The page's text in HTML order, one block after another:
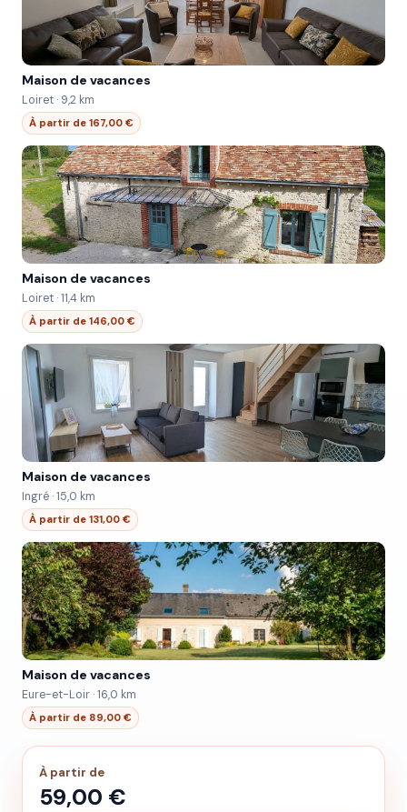
Maison de vacances
Loiret · 9,2 km
À partir de 167,00 €
Maison de vacances
Loiret · 11,4 km
À partir de 146,00 €
Maison de vacances
Ingré · 15,0 km
À partir de 131,00 €
Maison de vacances
Eure-et-Loir · 16,0 km
À partir de 89,00 €
À partir de
59,00 €